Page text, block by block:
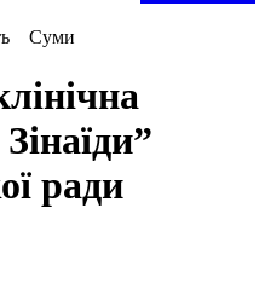
Суми
ради